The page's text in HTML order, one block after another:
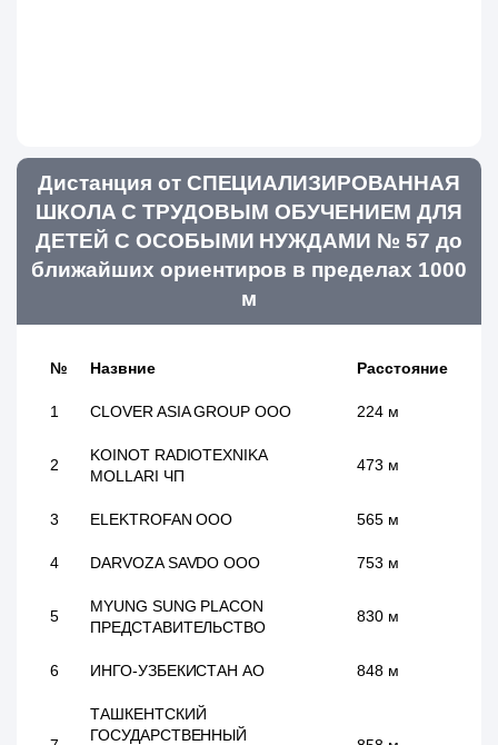
Дистанция от СПЕЦИАЛИЗИРОВАННАЯ
ШКОЛА С ТРУДОВЫМ ОБУЧЕНИЕМ ДЛЯ
ДЕТЕЙ С ОСОБЫМИ НУЖДАМИ № 57 до
ближайших ориентиров в пределах 1000
м
№ Назвние Расстояние
1 CLOVER ASIA GROUP ООО 224 м
2
KOINOT RADIOTEXNIKA
MOLLARI ЧП
473 м
3 ELEKTROFAN ООО 565 м
4 DARVOZA SAVDO ООО 753 м
5
MYUNG SUNG PLACON
ПРЕДСТАВИТЕЛЬСТВО
830 м
6 ИНГО-УЗБЕКИСТАН АО 848 м
ТАШКЕНТСКИЙ
ГОСУДАРСТВЕННЫЙ